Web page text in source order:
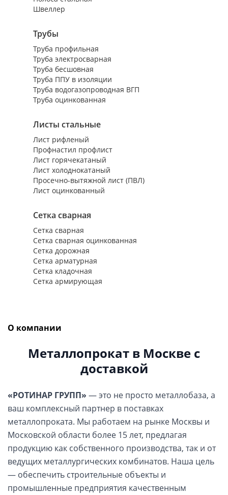
Швеллер
Трубы
Труба профильная
Труба электросварная
Труба бесшовная
Труба ППУ в изоляции
Труба водогазопроводная ВГП
Труба оцинкованная
Листы стальные
Лист рифленый
Профнастил профлист
Лист горячекатаный
Лист холоднокатаный
Просечно-вытяжной лист (ПВЛ)
Лист оцинкованный
Сетка сварная
Сетка сварная
Сетка сварная оцинкованная
Сетка дорожная
Сетка арматурная
Сетка кладочная
Сетка армирующая
О компании
Металлопрокат в Москве с
доставкой
«РОТИНАР ГРУПП» — это не просто металлобаза, а
ваш комплексный партнер в поставках
металлопроката. Мы работаем на рынке Москвы и
Московской области более 15 лет, предлагая
продукцию как собственного производства, так и от
ведущих металлургических комбинатов. Наша цель
— обеспечить строительные объекты и
промышленные предприятия качественным